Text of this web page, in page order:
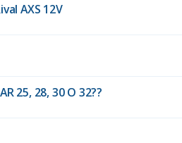
AXS 12V
25, 28, 30 O 32??